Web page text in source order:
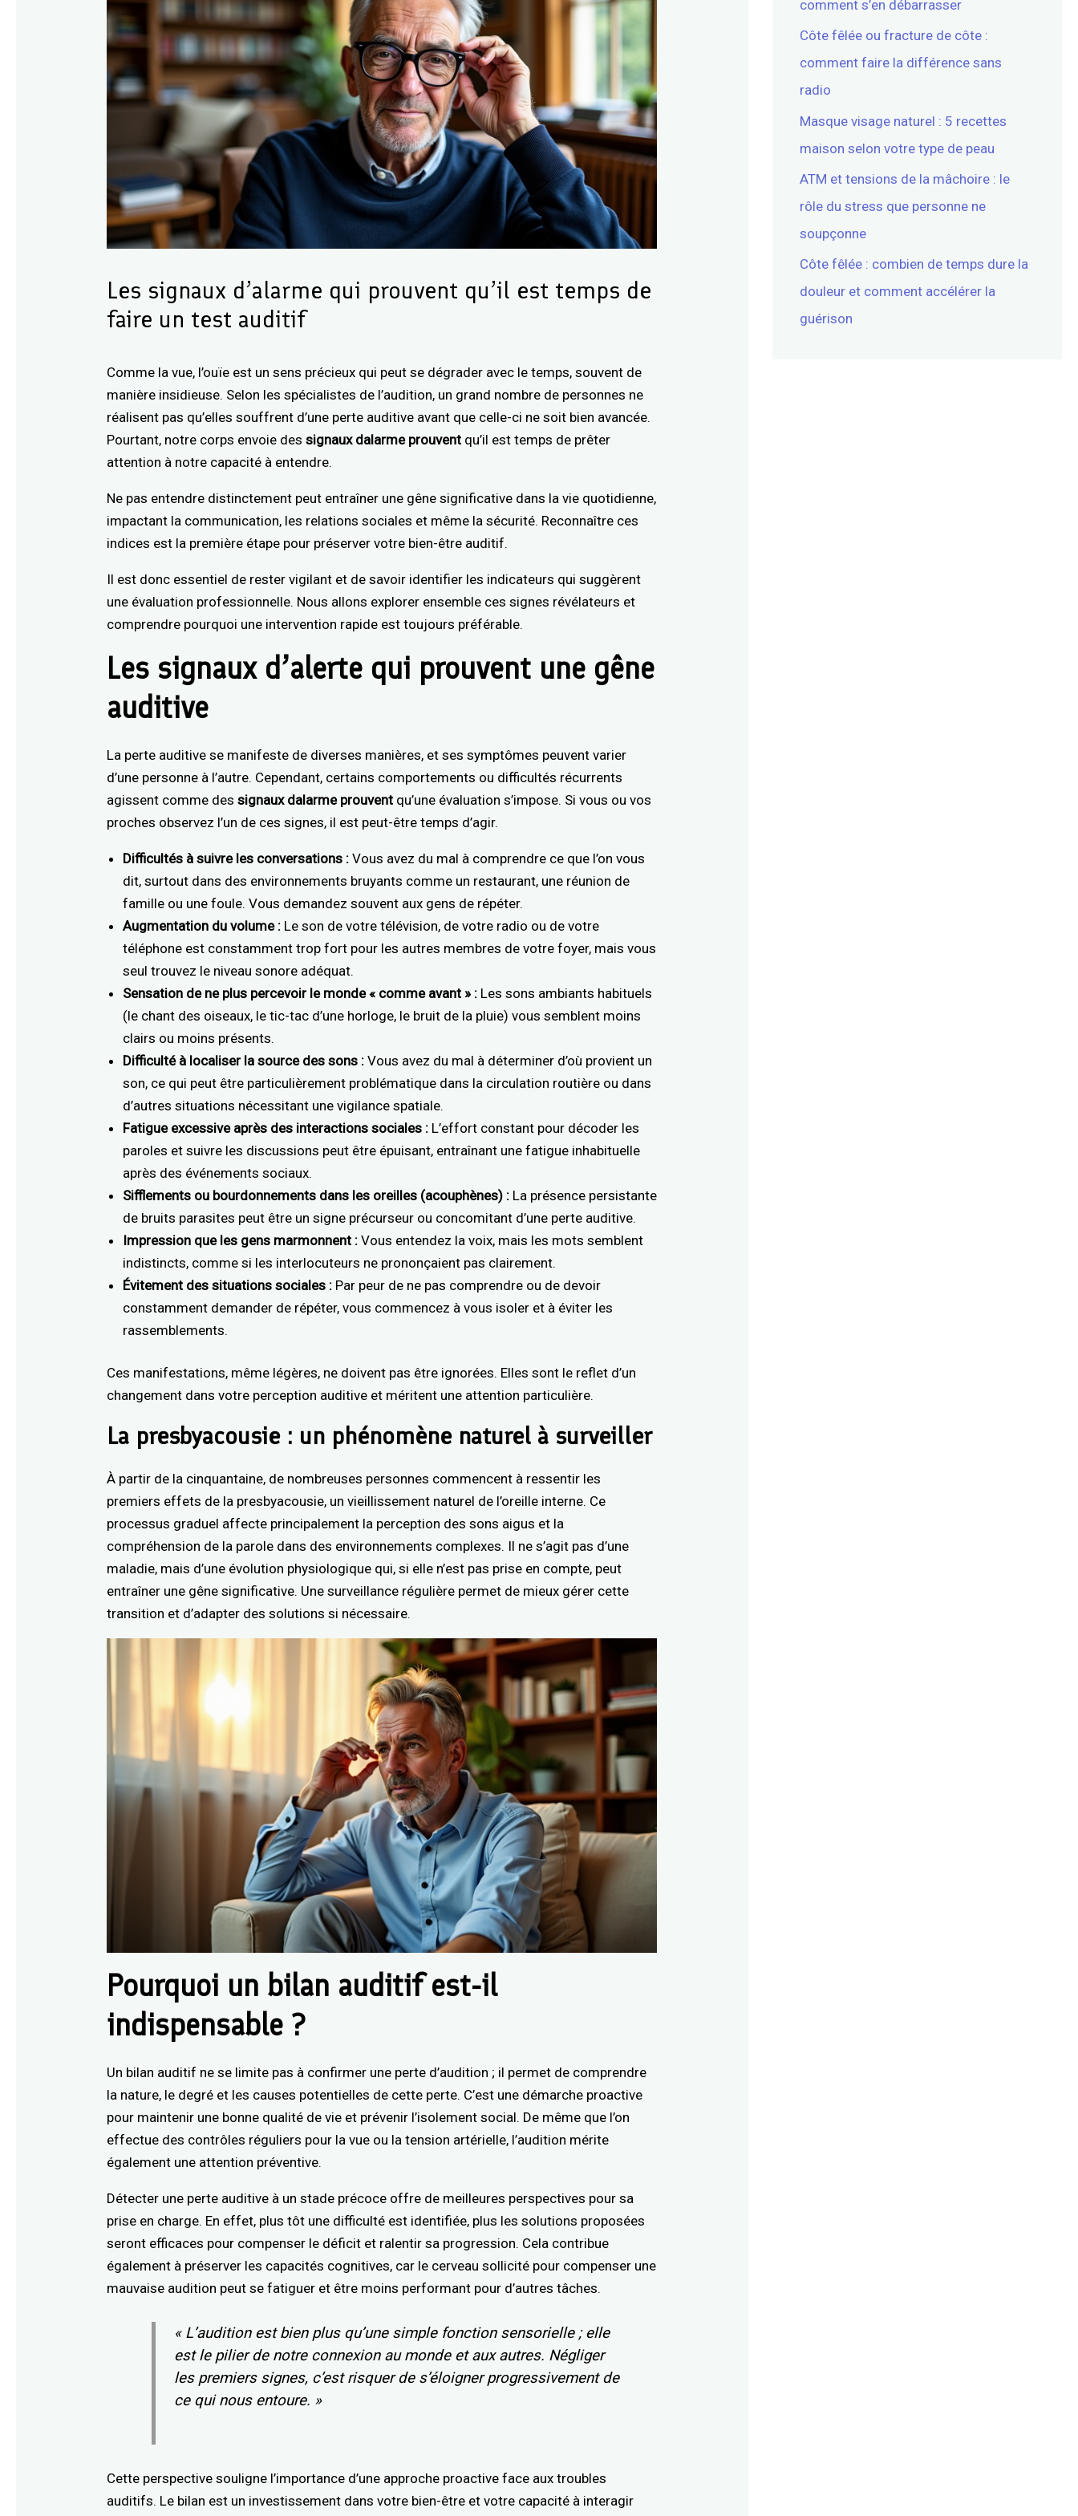
Les signaux d’alarme qui prouvent qu’il est temps de
faire un test auditif
Comme la vue, l’ouïe est un sens précieux qui peut se dégrader avec le temps, souvent de
manière insidieuse. Selon les spécialistes de l’audition, un grand nombre de personnes ne
réalisent pas qu’elles souffrent d’une perte auditive avant que celle-ci ne soit bien avancée.
Pourtant, notre corps envoie dessignaux dalarme prouvent qu’il est temps de prêter
attention à notre capacité à entendre.
Ne pas entendre distinctement peut entraîner une gêne significative dans la vie quotidienne,
impactant la communication, les relations sociales et même la sécurité. Reconnaître ces
indices est la première étape pour préserver votre bien-être auditif.
Il est donc essentiel de rester vigilant et de savoir identifier les indicateurs qui suggèrent
une évaluation professionnelle. Nous allons explorer ensemble ces signes révélateurs et
comprendre pourquoi une intervention rapide est toujours préférable.
Les signaux d’alerte qui prouvent une gêne
auditive
La perte auditive se manifeste de diverses manières, et ses symptômes peuvent varier
d’une personne à l’autre. Cependant, certains comportements ou difficultés récurrents
agissent comme dessignaux dalarme prouvent qu’une évaluation s’impose. Si vous ou vos
proches observez l’un de ces signes, il est peut-être temps d’agir.
Difficultés à suivre les conversations : Vous avez du mal à comprendre ce que l’on vous
dit, surtout dans des environnements bruyants comme un restaurant, une réunion de
famille ou une foule. Vous demandez souvent aux gens de répéter.
Augmentation du volume : Le son de votre télévision, de votre radio ou de votre
téléphone est constamment trop fort pour les autres membres de votre foyer, mais vous
seul trouvez le niveau sonore adéquat.
Sensation de ne plus percevoir le monde « comme avant » : Les sons ambiants habituels
(le chant des oiseaux, le tic-tac d’une horloge, le bruit de la pluie) vous semblent moins
clairs ou moins présents.
Difficulté à localiser la source des sons : Vous avez du mal à déterminer d’où provient un
son, ce qui peut être particulièrement problématique dans la circulation routière ou dans
d’autres situations nécessitant une vigilance spatiale.
Fatigue excessive après des interactions sociales : L’effort constant pour décoder les
paroles et suivre les discussions peut être épuisant, entraînant une fatigue inhabituelle
après des événements sociaux.
Sifflements ou bourdonnements dans les oreilles (acouphènes) : La présence persistante
de bruits parasites peut être un signe précurseur ou concomitant d’une perte auditive.
Impression que les gens marmonnent : Vous entendez la voix, mais les mots semblent
indistincts, comme si les interlocuteurs ne prononçaient pas clairement.
Évitement des situations sociales : Par peur de ne pas comprendre ou de devoir
constamment demander de répéter, vous commencez à vous isoler et à éviter les
rassemblements.
Ces manifestations, même légères, ne doivent pas être ignorées. Elles sont le reflet d’un
changement dans votre perception auditive et méritent une attention particulière.
La presbyacousie : un phénomène naturel à surveiller
À partir de la cinquantaine, de nombreuses personnes commencent à ressentir les
premiers effets de la presbyacousie, un vieillissement naturel de l’oreille interne. Ce
processus graduel affecte principalement la perception des sons aigus et la
compréhension de la parole dans des environnements complexes. Il ne s’agit pas d’une
maladie, mais d’une évolution physiologique qui, si elle n’est pas prise en compte, peut
entraîner une gêne significative. Une surveillance régulière permet de mieux gérer cette
transition et d’adapter des solutions si nécessaire.
Pourquoi un bilan auditif est-il
indispensable ?
Un bilan auditif ne se limite pas à confirmer une perte d’audition ; il permet de comprendre
la nature, le degré et les causes potentielles de cette perte. C’est une démarche proactive
pour maintenir une bonne qualité de vie et prévenir l’isolement social. De même que l’on
effectue des contrôles réguliers pour la vue ou la tension artérielle, l’audition mérite
également une attention préventive.
Détecter une perte auditive à un stade précoce offre de meilleures perspectives pour sa
prise en charge. En effet, plus tôt une difficulté est identifiée, plus les solutions proposées
seront efficaces pour compenser le déficit et ralentir sa progression. Cela contribue
également à préserver les capacités cognitives, car le cerveau sollicité pour compenser une
mauvaise audition peut se fatiguer et être moins performant pour d’autres tâches.
« L’audition est bien plus qu’une simple fonction sensorielle ; elle
est le pilier de notre connexion au monde et aux autres. Négliger
les premiers signes, c’est risquer de s’éloigner progressivement de
ce qui nous entoure. »
Cette perspective souligne l’importance d’une approche proactive face aux troubles
auditifs. Le bilan est un investissement dans votre bien-être et votre capacité à interagir
comment s’en débarrasser
Côte fêlée ou fracture de côte :
comment faire la différence sans
radio
Masque visage naturel : 5 recettes
maison selon votre type de peau
ATM et tensions de la mâchoire : le
rôle du stress que personne ne
soupçonne
Côte fêlée : combien de temps dure la
douleur et comment accélérer la
guérison